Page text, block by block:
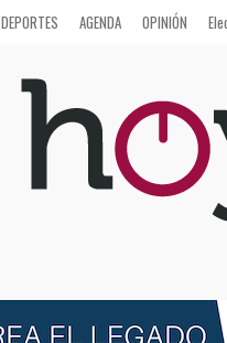
DEPORTES AGENDA OPINIÓN